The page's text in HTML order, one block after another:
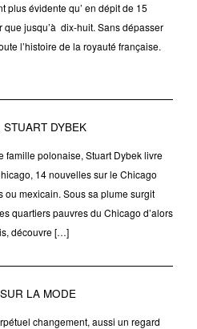
plus évidente qu’ en dépit de 15
jusqu’à dix-huit. Sans dépasser
l’histoire de la royauté française.
DYBEK
famille polonaise, Stuart Dybek livre
14 nouvelles sur le Chicago
mexicain. Sous sa plume surgit
quartiers pauvres du Chicago d’alors
découvre […]
LA MODE
changement, aussi un regard